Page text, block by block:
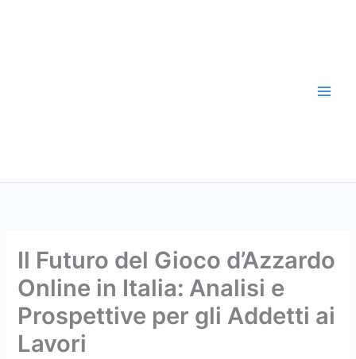
Il Futuro del Gioco d’Azzardo
Online in Italia: Analisi e
Prospettive per gli Addetti ai
Lavori